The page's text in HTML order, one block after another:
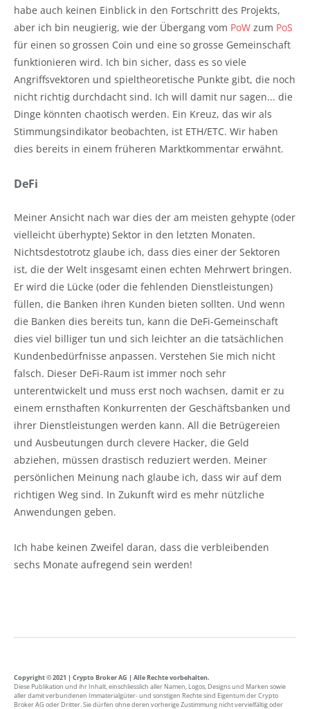
habe auch keinen Einblick in den Fortschritt des Projekts,
aber ich bin neugierig, wie der Übergang vom PoW zum PoS
für einen so grossen Coin und eine so grosse Gemeinschaft
funktionieren wird. Ich bin sicher, dass es so viele
Angriffsvektoren und spieltheoretische Punkte gibt, die noch
nicht richtig durchdacht sind. Ich will damit nur sagen... die
Dinge könnten chaotisch werden. Ein Kreuz, das wir als
Stimmungsindikator beobachten, ist ETH/ETC. Wir haben
dies bereits in einem früheren Marktkommentar erwähnt.
DeFi
Meiner Ansicht nach war dies der am meisten gehypte (oder
vielleicht überhypte) Sektor in den letzten Monaten.
Nichtsdestotrotz glaube ich, dass dies einer der Sektoren
ist, die der Welt insgesamt einen echten Mehrwert bringen.
Er wird die Lücke (oder die fehlenden Dienstleistungen)
füllen, die Banken ihren Kunden bieten sollten. Und wenn
die Banken dies bereits tun, kann die DeFi-Gemeinschaft
dies viel billiger tun und sich leichter an die tatsächlichen
Kundenbedürfnisse anpassen. Verstehen Sie mich nicht
falsch. Dieser DeFi-Raum ist immer noch sehr
unterentwickelt und muss erst noch wachsen, damit er zu
einem ernsthaften Konkurrenten der Geschäftsbanken und
ihrer Dienstleistungen werden kann. All die Betrügereien
und Ausbeutungen durch clevere Hacker, die Geld
abziehen, müssen drastisch reduziert werden. Meiner
persönlichen Meinung nach glaube ich, dass wir auf dem
richtigen Weg sind. In Zukunft wird es mehr nützliche
Anwendungen geben.
Ich habe keinen Zweifel daran, dass die verbleibenden
sechs Monate aufregend sein werden!
Copyright © 2021 | Crypto Broker AG | Alle Rechte vorbehalten.
Diese Publikation und ihr Inhalt, einschliesslich aller Namen, Logos, Designs und Marken sowie
aller damit verbundenen Immaterialgüter- und sonstigen Rechte sind Eigentum der Crypto
Broker AG oder Dritter. Sie dürfen ohne deren vorherige Zustimmung nicht vervielfältig oder